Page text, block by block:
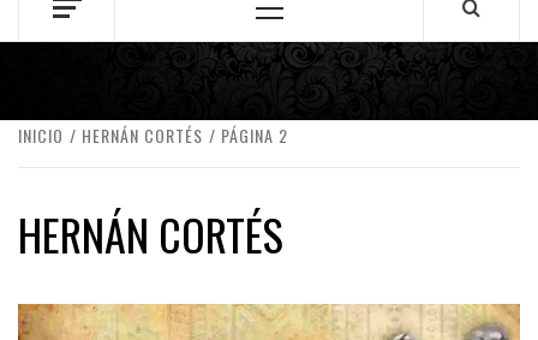
Menú
INICIO HERNÁN CORTÉS PÁGINA 2
HERNÁN CORTÉS